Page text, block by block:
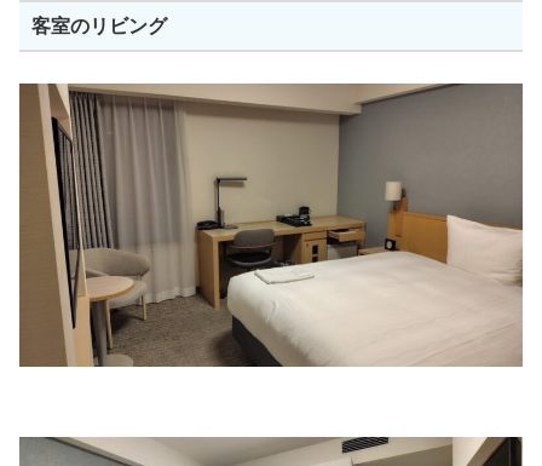
客室のリビング